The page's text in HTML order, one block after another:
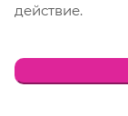
действие.
Ингредиенты:
глюкан, оксид